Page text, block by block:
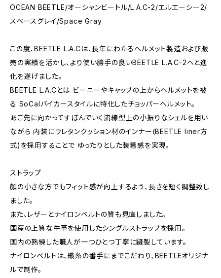
OCEAN BEETLE/オーシャンビートル/L.A.C-2/エルエーシー2/
スペースグレイ/Space Gray
この度、BEETLE L.A.Cは、長年にわたるヘルメット製造および販
売の実績を活かし、より使い勝手の良いBEETLE L.A.C-2へと進
化を遂げました。
BEETLE L.A.Cとは ビーニーやキャップの上からヘルメットを被
る SoCalバイカースタイルに特化したチョッパーヘルメット。
あご先に向かってすぼんでいく流線型上の小振りなシェルを用い
ながら 内装にウレタンクッション材のインナー(BEETLE liner方
式)を採用することで ゆったりとした装着感を実現。
ストラップ
顔の小さな方でもフィット感が向上するよう、長さを短く調整致し
ました。
また、レザーとナイロンベルトの質も見直しました。
国産の上質な牛革を使用したシングルストラップを採用。
国内の熟練した職人が一つひとつ丁寧に縫製しています。
ナイロンベルトは、織糸の番手にまでこだわり、BEETLEオリジナ
ルで制作。